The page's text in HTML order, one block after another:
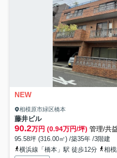
NEW
相模原市緑区橋本
藤井ビル
90.2万円 (0.94万円/坪) 管理/共
95.58坪 (316.00㎡) /築35年 /3階建
横浜線「橋本」駅 徒歩12分
相